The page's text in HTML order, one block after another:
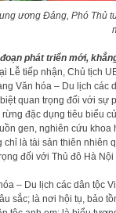
ương Đảng, Phó Thủ
phát triển mới,
Lễ tiếp nhận, Chủ tịch
Văn hóa – Du lịch các
quan trọng đối với sự
đặc dụng tiêu biểu
gen, nghiên cứu
chỉ là tài sản thiên nhiên
đối với Thủ đô Hà
– Du lịch các dân tộc
sắc; là nơi hội tụ, bảo